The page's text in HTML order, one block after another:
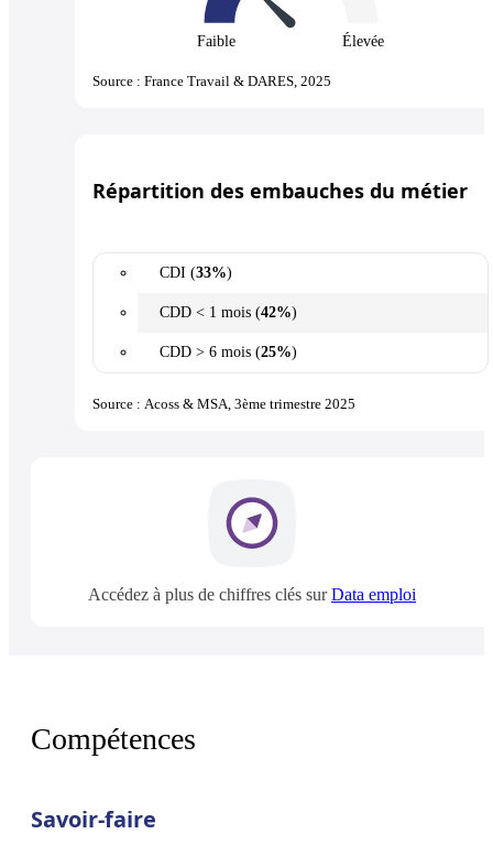
Faible Élevée
Source : France Travail & DARES, 2025
Répartition des embauches du métier
CDI (33%)
CDD < 1 mois (42%)
CDD > 6 mois (25%)
Source : Acoss & MSA, 3ème trimestre 2025
Accédez à plus de chiffres clés surData emploi
Compétences
Savoir-faire